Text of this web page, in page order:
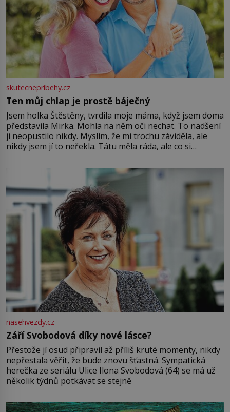
skutecnepribehy.cz
Ten můj chlap je prostě báječný
Jsem holka Štěstěny, tvrdila moje máma, když jsem doma
představila Mirka. Mohla na něm oči nechat. To nadšení
ji neopustilo nikdy. Myslím, že mi trochu záviděla, ale
nikdy jsem jí to neřekla. Tátu měla ráda, ale co si
Jsme spolu moc rádi Tehdy byla jiná doba, když
nasehvezdy.cz
Září Svobodová díky nové lásce?
Přestože jí osud připravil až příliš kruté momenty, nikdy
nepřestala věřit, že bude znovu šťastná. Sympatická
herečka ze seriálu Ulice Ilona Svobodová (64) se má už
několik týdnů potkávat se stejně